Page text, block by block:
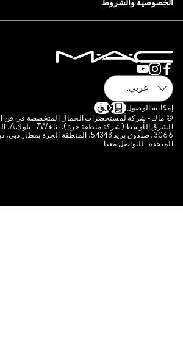
فن الماكياج - إستي لودر
الشرق الأوسط (شركة منطقة حرة). بناء 7W - بلوك A، الطابق 3، مكتب رقم
الحرة بمطار دبي، دبي، الإمارات العربية